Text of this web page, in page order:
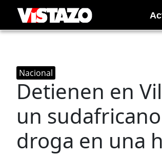
Nacional
Detienen en
un
droga en una